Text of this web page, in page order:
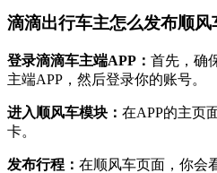
滴滴出行车主怎么发布顺风
‌登录滴滴车主端APP‌： 首先，确
主端APP，然后登录你的账号。
‌进入顺风车模块‌： 在APP的主页
卡。
‌发布行程‌： 在顺风车页面，你会